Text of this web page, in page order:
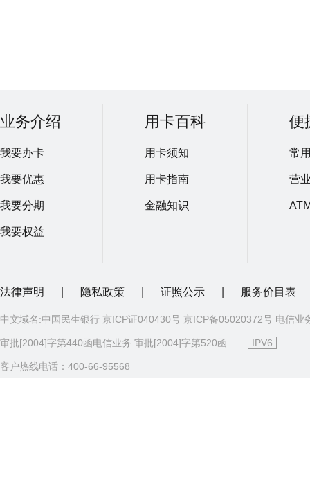
业务介绍
我要办卡
我要优惠
我要分期
我要权益
用卡百科
用卡须知
用卡指南
金融知识
便
常
营
法律声明 隐私政策 证照公示 服务价目表
中文域名:中国民生银行 京ICP证040430号 京ICP备05020372号 电信业
审批[2004]字第440函电信业务 审批[2004]字第520函 IPV6
客户热线电话：400-66-95568